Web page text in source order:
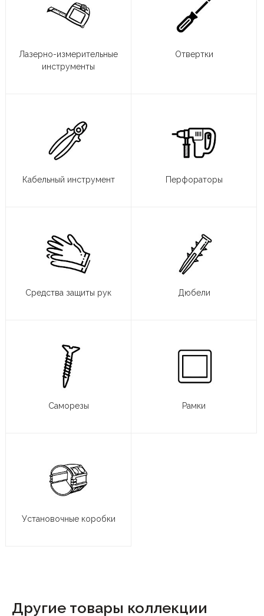
Лазерно-измерительные
инструменты
Отвертки
Кабельный инструмент Перфораторы
Средства защиты рук Дюбели
Саморезы Рамки
Установочные коробки
Другие товары коллекции